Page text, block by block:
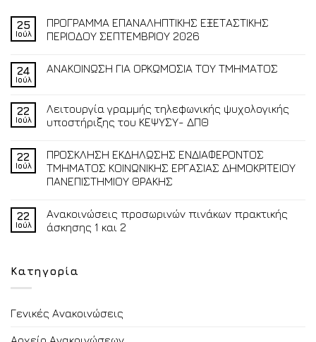
25
Ιούλ
ΠΡΟΓΡΑΜΜΑ ΕΠΑΝΑΛΗΠΤΙΚΗΣ ΕΞΕΤΑΣΤΙΚΗΣ
ΠΕΡΙΟΔΟΥ ΣΕΠΤΕΜΒΡΙΟΥ 2026
24
Ιούλ
ΑΝΑΚΟΙΝΩΣΗ ΓΙΑ ΟΡΚΩΜΟΣΙΑ ΤΟΥ ΤΜΗΜΑΤΟΣ
22
Ιούλ
Λειτουργία γραμμής τηλεφωνικής ψυχολογικής
υποστήριξης του ΚΕΨΥΣΥ- ΔΠΘ
22
Ιούλ
ΠΡΟΣΚΛΗΣΗ ΕΚΔΗΛΩΣΗΣ ΕΝΔΙΑΦΕΡΟΝΤΟΣ
ΤΜΗΜΑΤΟΣ ΚΟΙΝΩΝΙΚΗΣ ΕΡΓΑΣΙΑΣ ΔΗΜΟΚΡΙΤΕΙΟΥ
ΠΑΝΕΠΙΣΤΗΜΙΟΥ ΘΡΑΚΗΣ
22
Ιούλ
Ανακοινώσεις προσωρινών πινάκων πρακτικής
άσκησης 1 και 2
Κατηγορία
Γενικές Ανακοινώσεις